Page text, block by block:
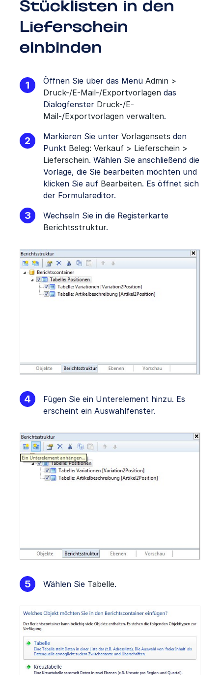
Stücklisten in den
Lieferschein
einbinden
Öffnen Sie über das Menü Admin >
Druck-/E-Mail-/Exportvorlagen das
Dialogfenster Druck-/E-
Mail-/Exportvorlagen verwalten.
Markieren Sie unter Vorlagensets den
Punkt Beleg: Verkauf > Lieferschein >
Lieferschein. Wählen Sie anschließend die
Vorlage, die Sie bearbeiten möchten und
klicken Sie auf Bearbeiten. Es öffnet sich
der Formulareditor.
Wechseln Sie in die Registerkarte
Berichtsstruktur.
Fügen Sie ein Unterelement hinzu. Es
erscheint ein Auswahlfenster.
Wählen Sie Tabelle.